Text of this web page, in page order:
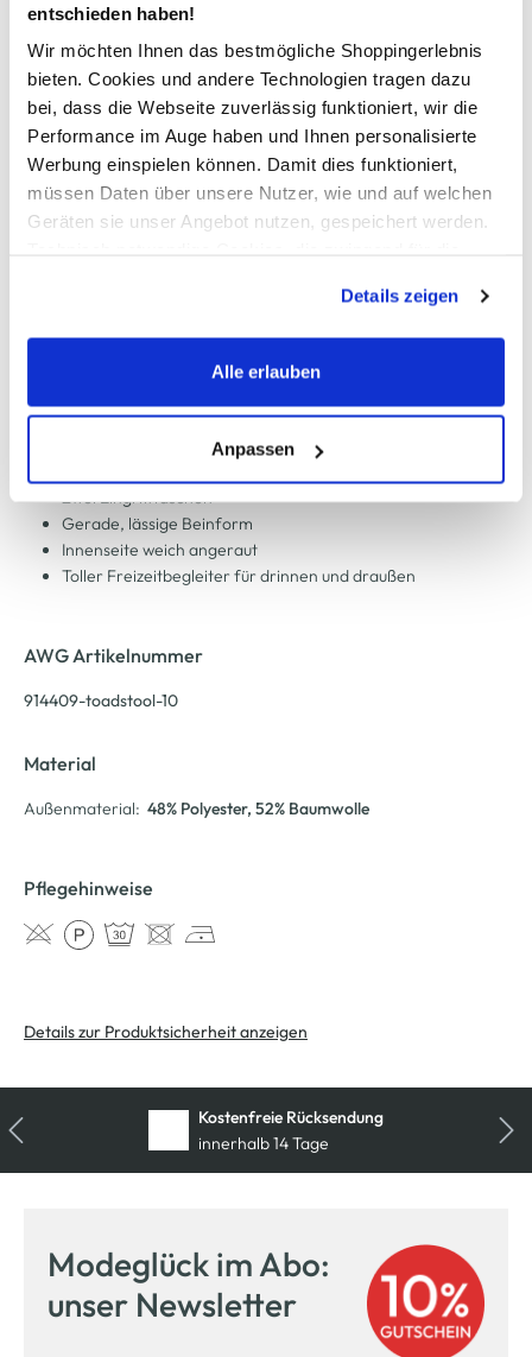
entschieden haben!
Wir möchten Ihnen das bestmögliche Shoppingerlebnis
bieten. Cookies und andere Technologien tragen dazu
bei, dass die Webseite zuverlässig funktioniert, wir die
Performance im Auge haben und Ihnen personalisierte
Werbung einspielen können. Damit dies funktioniert,
müssen Daten über unsere Nutzer, wie und auf welchen
Geräten sie unser Angebot nutzen, gespeichert werden.
werden, werden bei der Nutzung der Webseite auf jeden
Fall gesetzt. Cookies von Drittanbietern für Analyse- oder
Trackingzwecke werden nur dann aktiviert, wenn Sie das
erlauben" bzw. "Alle erlauben" klicken. Mehr dazu
(einschließlich der Möglichkeit, die Einwilligungserklärung
zu ändern oder zu widerrufen) erfahren Sie in unserem
Cookie-Hinweisbzw. derDatenschutzerklärung.
Details zeigen
Alle erlauben
Anpassen
In den Warenkorb
Schneller DHL Versand: in 1–3 Werktagen
Kostenfreie Rücksendung innerhalb 14 Tage
Kostenlose Filiallieferung in Ihre Wunschfiliale
Damen Jogginghose mit weitem Bein
Bequeme Jogginghose von Grinario Sports
Gerade, lässige Beinform
Innenseite weich angeraut
Toller Freizeitbegleiter für drinnen und draußen
AWG Artikelnummer
914409-toadstool-10
Material
Außenmaterial: 48% Polyester, 52% Baumwolle
Pflegehinweise
Details zur Produktsicherheit anzeigen
Kostenfreie Rücksendung
innerhalb 14 Tage
Modeglück im Abo:
unser Newsletter